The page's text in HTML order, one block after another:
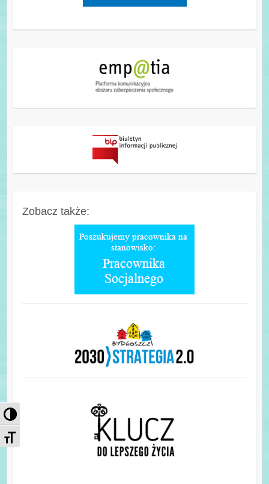
Przełącz wysoki kontrast
Zmień rozmiar czcionek
Zobacz także: